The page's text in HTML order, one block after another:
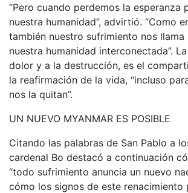
“Pero cuando perdemos la esperanza
nuestra humanidad”, advirtió. “Como
también nuestro sufrimiento nos llama
nuestra humanidad interconectada”.
dolor y a la destrucción, es el
la reafirmación de la vida, “incluso
nos la quitan”.
UN NUEVO MYANMAR ES POSIBLE
Citando las palabras de San Pablo a
cardenal Bo destacó a continuación
“todo sufrimiento anuncia un nuevo
cómo los signos de este renacimiento